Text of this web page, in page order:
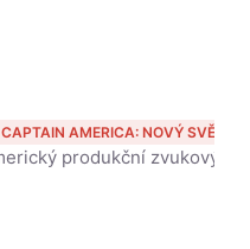
CAPTAIN AMERICA: NOVÝ SVĚT